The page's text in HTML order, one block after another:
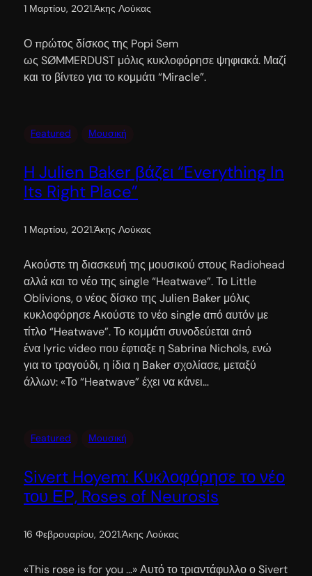
1 Μαρτίου, 2021.Άκης Λούκας
Ο πρώτος δίσκος της Popi Sem
ως SØMMERDUST μόλις κυκλοφόρησε ψηφιακά. Μαζί
και το βίντεο για το κομμάτι “Miracle”.
Featured Μουσική
H Julien Baker βάζει “Everything In
Its Right Place”
1 Μαρτίου, 2021.Άκης Λούκας
Ακούστε τη διασκευή της μουσικού στους Radiohead
αλλά και το νέο της single “Heatwave”. Το Little
Oblivions, ο νέος δίσκο της Julien Baker μόλις
κυκλοφόρησε Ακούστε το νέο single από αυτόν με
τίτλο “Heatwave”. Το κομμάτι συνοδεύεται από
ένα lyric video που έφτιαξε η Sabrina Nichols, ενώ
για το τραγούδι, η ίδια η Baker σχολίασε, μεταξύ
άλλων: «Το “Heatwave” έχει να κάνει…
Featured Μουσική
Sivert Hoyem: Κυκλοφόρησε το νέο
του ΕΡ, Roses of Neurosis
16 Φεβρουαρίου, 2021.Άκης Λούκας
«This rose is for you …» Αυτό το τριαντάφυλλο ο Sivert